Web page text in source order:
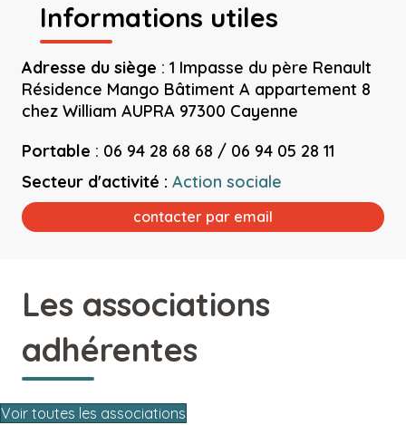
Informations utiles
Adresse du siège : 1 Impasse du père Renault
Résidence Mango Bâtiment A appartement 8
chez William AUPRA 97300 Cayenne
Portable : 06 94 28 68 68 / 06 94 05 28 11
Secteur d'activité : Action sociale
contacter par email
Les associations
adhérentes
Voir toutes les associations